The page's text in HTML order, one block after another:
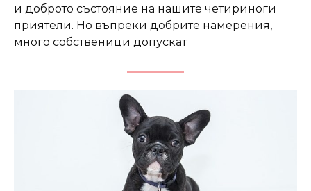
и доброто състояние на нашите четириноги
приятели. Но въпреки добрите намерения,
много собственици допускат